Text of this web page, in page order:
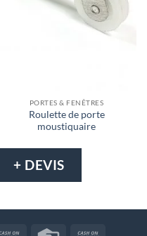
PORTES & FENÊTRES
Roulette de porte
moustiquaire
+ DEVIS
Cash Credit